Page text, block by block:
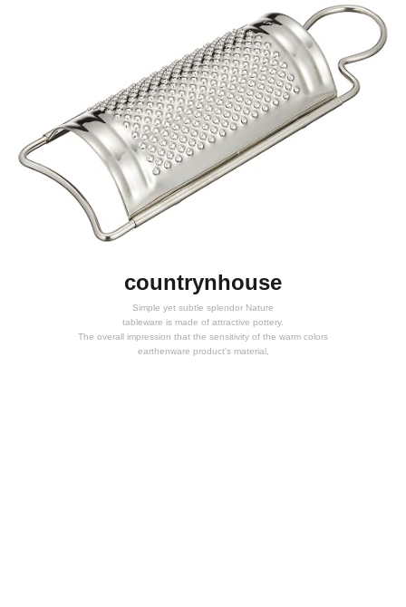
countrynhouse
Simple yet subtle splendor Nature
tableware is made of attractive pottery.
The overall impression that the sensitivity of the warm colors
earthenware product's material,